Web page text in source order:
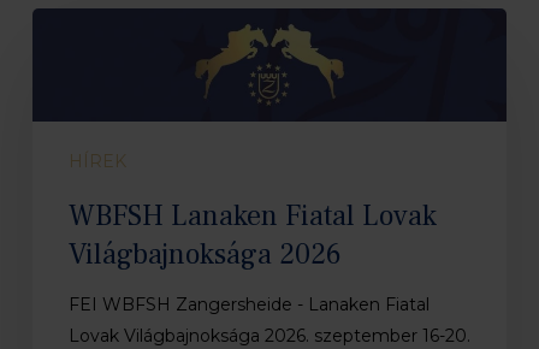
Lovak
HÍREK
WBFSH Lanaken Fiatal Lovak
Világbajnoksága 2026
FEI WBFSH Zangersheide - Lanaken Fiatal
Lovak Világbajnoksága 2026. szeptember 16-20.